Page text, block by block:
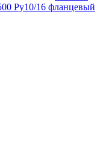
Ру10/16 фланцевый